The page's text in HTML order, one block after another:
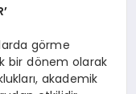
görme
bir dönem olarak
akademik